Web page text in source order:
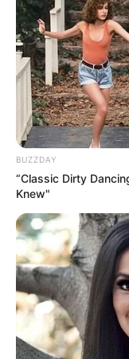
Alte
interessante
BUZZDAY
“Classic Dirty
Knew"